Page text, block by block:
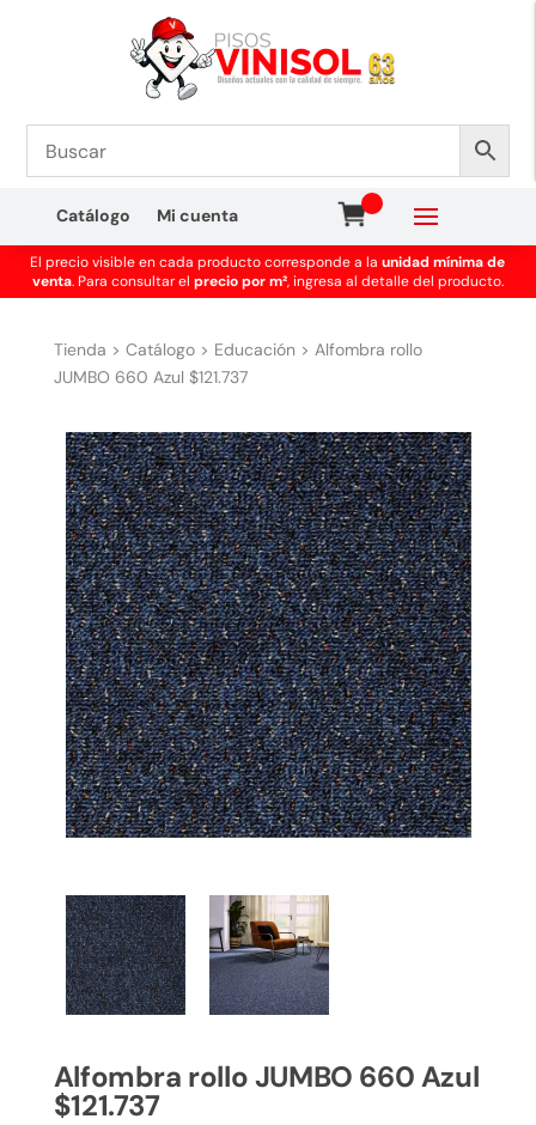
Catálogo Mi cuenta
El precio visible en cada producto corresponde a launidad mínima de
venta. Para consultar el precio por m², ingresa al detalle del producto.
Tienda > Catálogo> Educación > Alfombra rollo
JUMBO 660 Azul $121.737
Alfombra rollo JUMBO 660 Azul
$121.737